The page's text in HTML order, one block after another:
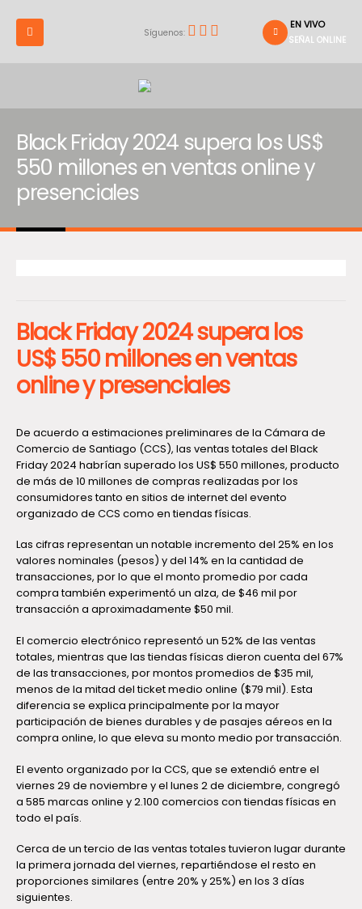
Síguenos:
EN VIVO
SEÑAL ONLINE
Black Friday 2024 supera los US$
550 millones en ventas online y
presenciales
Black Friday 2024 supera los
US$ 550 millones en ventas
online y presenciales
De acuerdo a estimaciones preliminares de la Cámara de
Comercio de Santiago (CCS), las ventas totales del Black
Friday 2024 habrían superado los US$ 550 millones, producto
de más de 10 millones de compras realizadas por los
consumidores tanto en sitios de internet del evento
organizado de CCS como en tiendas físicas.
Las cifras representan un notable incremento del 25% en los
valores nominales (pesos) y del 14% en la cantidad de
transacciones, por lo que el monto promedio por cada
compra también experimentó un alza, de $46 mil por
transacción a aproximadamente $50 mil.
El comercio electrónico representó un 52% de las ventas
totales, mientras que las tiendas físicas dieron cuenta del 67%
de las transacciones, por montos promedios de $35 mil,
menos de la mitad del ticket medio online ($79 mil). Esta
diferencia se explica principalmente por la mayor
participación de bienes durables y de pasajes aéreos en la
compra online, lo que eleva su monto medio por transacción.
El evento organizado por la CCS, que se extendió entre el
viernes 29 de noviembre y el lunes 2 de diciembre, congregó
a 585 marcas online y 2.100 comercios con tiendas físicas en
todo el país.
Cerca de un tercio de las ventas totales tuvieron lugar durante
la primera jornada del viernes, repartiéndose el resto en
proporciones similares (entre 20% y 25%) en los 3 días
siguientes.